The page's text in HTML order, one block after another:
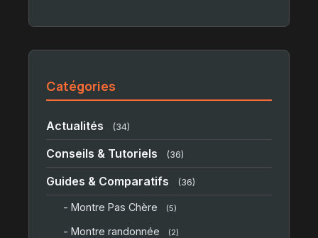
Catégories
Actualités (34)
Conseils & Tutoriels (36)
Guides & Comparatifs (36)
- Montre Pas Chère (5)
- Montre randonnée (2)